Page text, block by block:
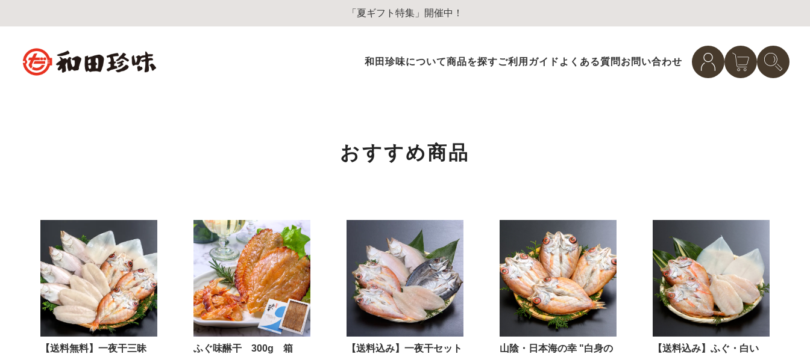
「夏ギフト特集」開催中！
和田珍味について商品を探す
ふぐ一夜干
のどぐろ商品
のどぐろ一夜干
のどぐろのたたき
のどぐろの姿煮
のどぐろのアクアパッツァ
ご利用ガイド よくある質問 お問い合わせ
おすすめ商品
【送料無料】一夜干三昧
ふぐ味醂干 300g 箱
【送料込み】一夜干セット
山陰・日本海の幸 "白身の
【送料込み】ふぐ・白い